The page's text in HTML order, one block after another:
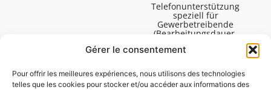
Gérer le consentement
Pour offrir les meilleures expériences, nous utilisons des technologies
telles que les cookies pour stocker et/ou accéder aux informations des
Telefonunterstützung
speziell für
Gewerbetreibende
(Bearbeitungsdauer,
technische Assistenz usw.).
Montag bis Freitag von